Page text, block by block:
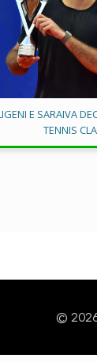
E SARAIVA
TENNIS
©